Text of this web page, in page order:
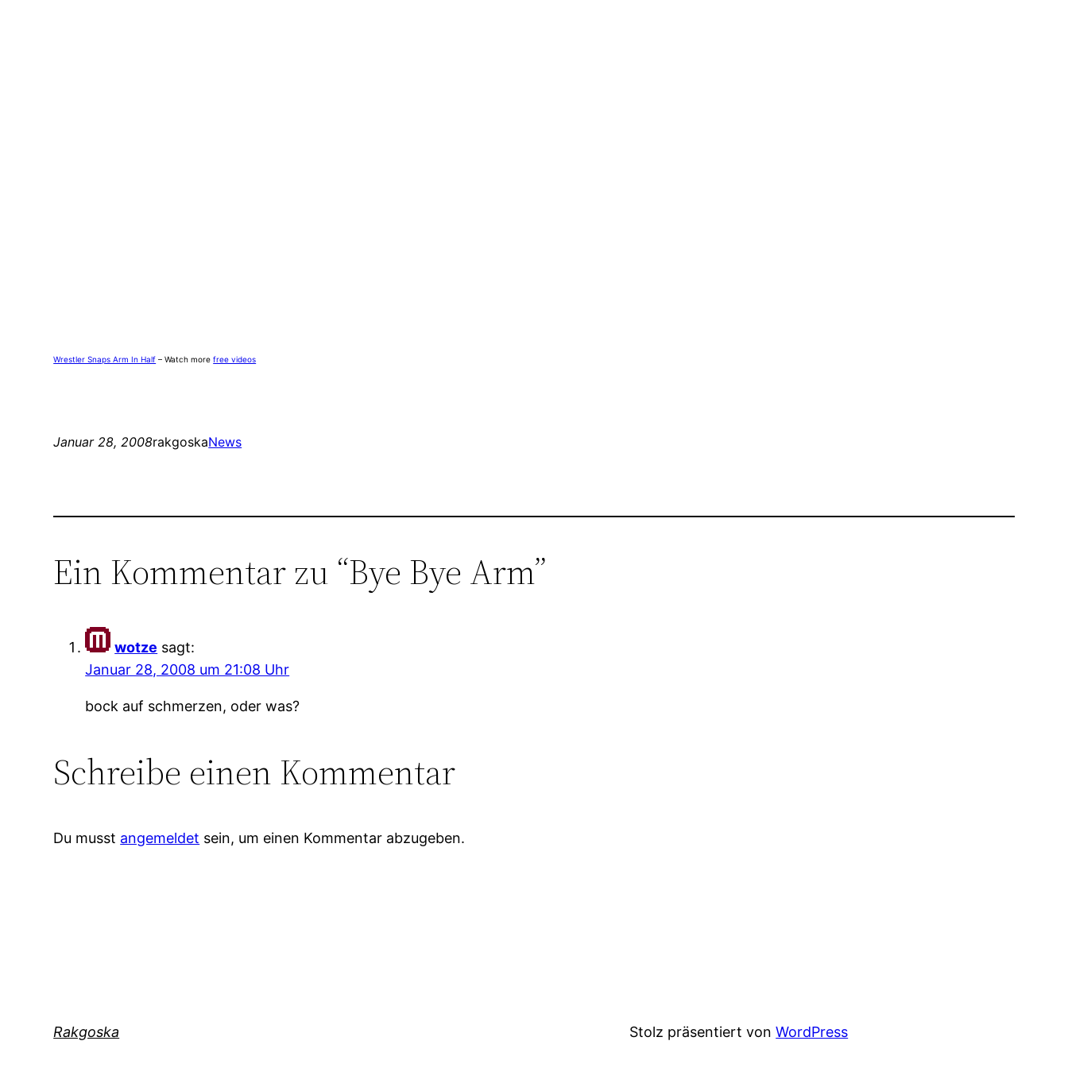
Wrestler Snaps Arm In Half – Watch morefree videos
Januar 28, 2008rakgoskaNews
Ein Kommentar zu “Bye Bye Arm”
wotze sagt:
Januar 28, 2008 um 21:08 Uhr
bock auf schmerzen, oder was?
Schreibe einen Kommentar
Du musst angemeldet sein, um einen Kommentar abzugeben.
Rakgoska Stolz präsentiert vonWordPress